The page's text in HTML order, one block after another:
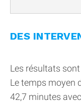
DES
Les résultats
Le temps moyen
42,7 minutes